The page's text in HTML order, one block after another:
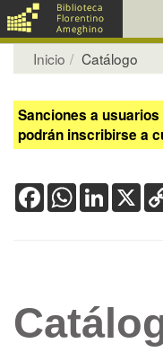
Inicio Catálogo
Sanciones a
podrán inscribirse a
FacebookWhatsApp
LinkedIn
X